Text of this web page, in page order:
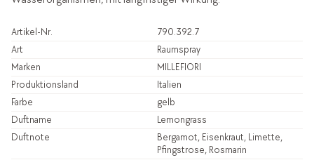
Artikel-Nr.
790.392.7
Art
Raumspray
Marken
MILLEFIORI
Produktionsland
Italien
Farbe
gelb
Duftname
Lemongrass
Duftnote
Bergamot, Eisenkraut, Limette,
Pfingstrose, Rosmarin